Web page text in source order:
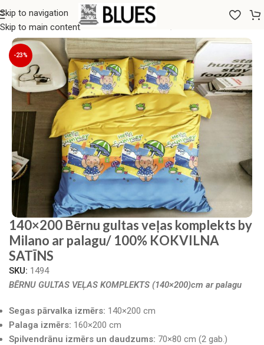
Skip to navigation
Skip to main content
Sākums/Gultas veļa/140x200 GULTAS VEĻAS KOMPLEKTI
-23%
140×200 Bērnu gultas veļas komplekts by
Milano ar palagu/ 100% KOKVILNA
SATĪNS
SKU: 1494
BĒRNU GULTAS VEĻAS KOMPLEKTS (140×200)cm ar palagu
Segas pārvalka izmērs: 140×200 cm
Palaga izmērs: 160×200 cm
Spilvendrānu izmērs un daudzums: 70×80 cm (2 gab.)